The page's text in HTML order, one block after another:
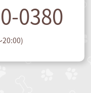
0380
20:00)